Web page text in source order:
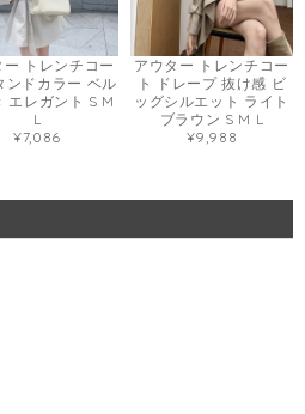
ー トレンチコー
ンドカラー ベル
エレガント S M
L
¥7,086
アウター トレンチコー
ト ドレープ 抜け感 ビ
ッグシルエット ライト
ブラウン S M L
¥9,988